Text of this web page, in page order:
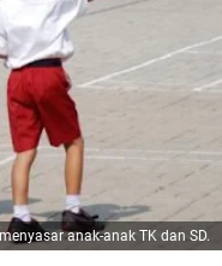
anak-anak TK dan SD.